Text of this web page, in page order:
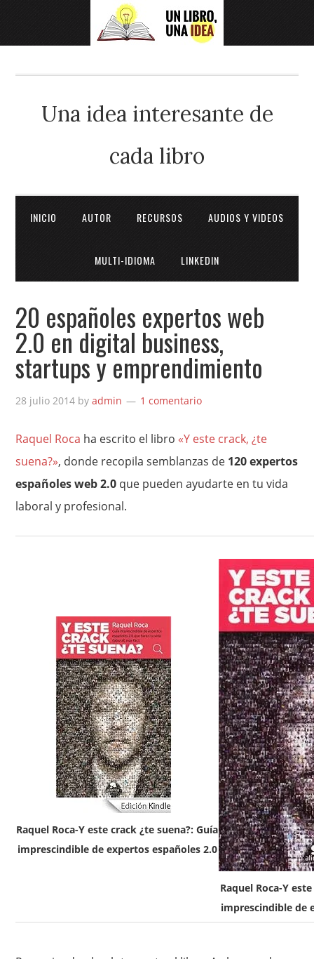
Una idea interesante de
cada libro
INICIO AUTOR RECURSOS AUDIOS Y VIDEOS
MULTI-IDIOMA LINKEDIN
20 españoles expertos web
2.0 en digital business,
startups y emprendimiento
28 julio 2014 byadmin 1 comentario
Raquel Roca ha escrito el libro «Y este crack, ¿te
suena?», donde recopila semblanzas de 120 expertos
españoles web 2.0 que pueden ayudarte en tu vida
laboral y profesional.
Raquel Roca-Y este crack ¿te suena?: Guía
imprescindible de expertos españoles 2.0
Raquel Roca-Y
imprescindible de